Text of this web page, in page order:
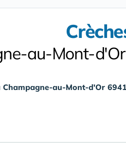
au-Mont-
Champagne-au-Mont-d'Or